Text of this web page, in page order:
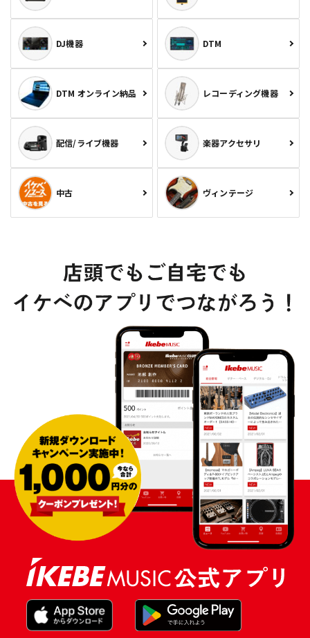
DJ機器 DTM
DTM オンライン納品 レコーディング機器
配信/ライブ機器 楽器アクセサリ
中古 ヴィンテージ